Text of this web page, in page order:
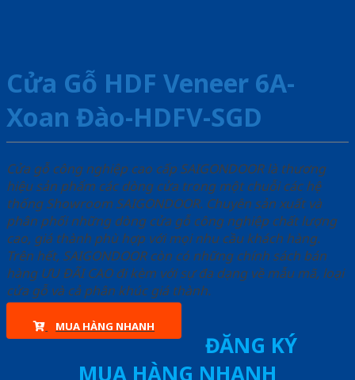
Cửa Gỗ HDF Veneer 6A-
Xoan Đào-HDFV-SGD
Cửa gỗ công nghiệp cao cấp SAIGONDOOR là thương
hiệu sản phẩm các dòng cửa trong một chuỗi các hệ
thống Showroom SAIGONDOOR. Chuyên sản xuất và
phân phối những dòng cửa gỗ công nghiệp chất lượng
cao, giá thành phù hợp với mọi nhu cầu khách hàng.
Trên hết, SAIGONDOOR còn có những chính sách bán
hàng ƯU ĐÃI CAO đi kèm với sự đa dạng về mẫu mã, loại
cửa gỗ và cả phân khúc giá thành.
MUA HÀNG NHANH
ĐĂNG KÝ
MUA HÀNG NHANH